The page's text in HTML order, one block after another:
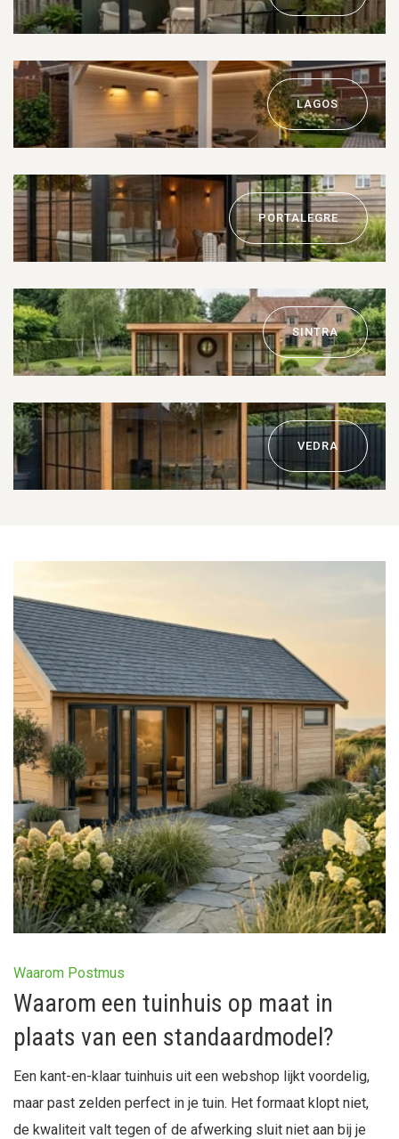
LAGOS
PORTALEGRE
SINTRA
VEDRA
Waarom Postmus
Waarom een tuinhuis op maat in
plaats van een standaardmodel?
Een kant-en-klaar tuinhuis uit een webshop lijkt voordelig,
maar past zelden perfect in je tuin. Het formaat klopt niet,
de kwaliteit valt tegen of de afwerking sluit niet aan bij je